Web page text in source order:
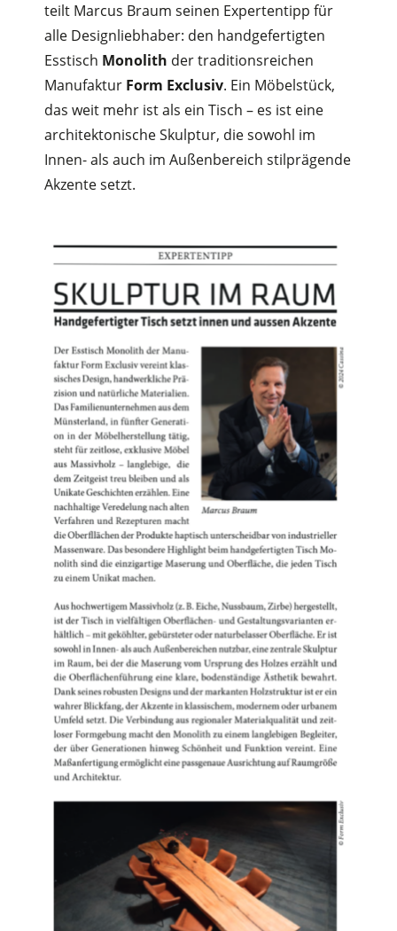
teilt Marcus Braum seinen Expertentipp für
alle Designliebhaber: den handgefertigten
Esstisch Monolith der traditionsreichen
Manufaktur Form Exclusiv. Ein Möbelstück,
das weit mehr ist als ein Tisch – es ist eine
architektonische Skulptur, die sowohl im
Innen- als auch im Außenbereich stilprägende
Akzente setzt.